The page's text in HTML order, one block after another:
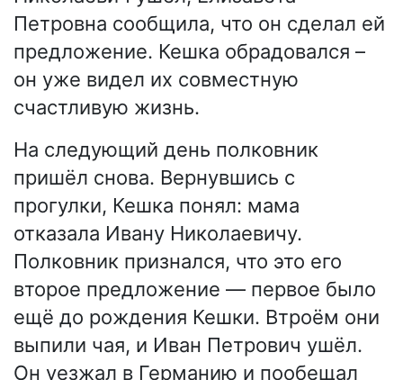
Петровна сообщила, что он сделал ей
предложение. Кешка обрадовался –
он уже видел их совместную
счастливую жизнь.
На следующий день полковник
пришёл снова. Вернувшись с
прогулки, Кешка понял: мама
отказала Ивану Николаевичу.
Полковник признался, что это его
второе предложение — первое было
ещё до рождения Кешки. Втроём они
выпили чая, и Иван Петрович ушёл.
Он уезжал в Германию и пообещал